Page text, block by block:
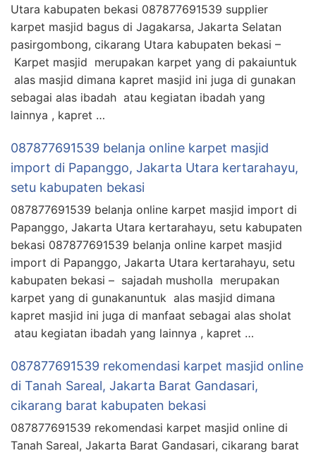
Utara kabupaten bekasi 087877691539 supplier
karpet masjid bagus di Jagakarsa, Jakarta Selatan
pasirgombong, cikarang Utara kabupaten bekasi –
Karpet masjid merupakan karpet yang di pakaiuntuk
alas masjid dimana kapret masjid ini juga di gunakan
sebagai alas ibadah atau kegiatan ibadah yang
lainnya , kapret …
087877691539 belanja online karpet masjid
import di Papanggo, Jakarta Utara kertarahayu,
setu kabupaten bekasi
087877691539 belanja online karpet masjid import di
Papanggo, Jakarta Utara kertarahayu, setu kabupaten
bekasi 087877691539 belanja online karpet masjid
import di Papanggo, Jakarta Utara kertarahayu, setu
kabupaten bekasi – sajadah musholla merupakan
karpet yang di gunakanuntuk alas masjid dimana
kapret masjid ini juga di manfaat sebagai alas sholat
atau kegiatan ibadah yang lainnya , kapret …
087877691539 rekomendasi karpet masjid online
di Tanah Sareal, Jakarta Barat Gandasari,
cikarang barat kabupaten bekasi
087877691539 rekomendasi karpet masjid online di
Tanah Sareal, Jakarta Barat Gandasari, cikarang barat